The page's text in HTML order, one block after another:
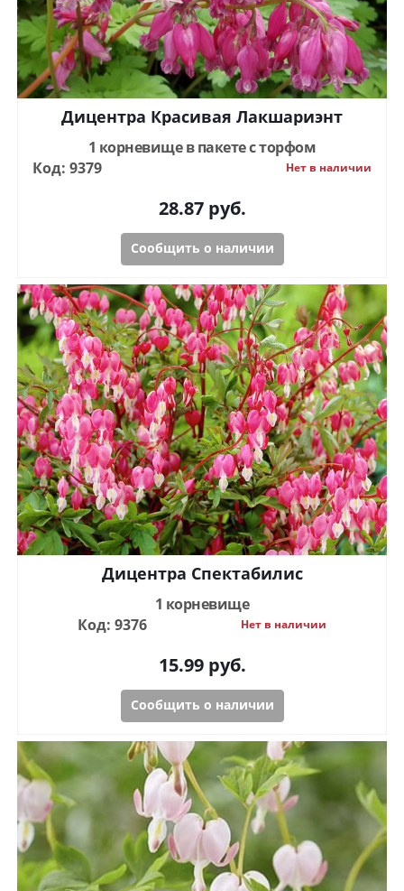
Дицентра Красивая Лакшариэнт
1 корневище в пакете с торфом
Код: 9379
Нет в наличии
28.87руб.
Сообщить о наличии
Дицентра Спектабилис
1 корневище
Код: 9376
Нет в наличии
15.99руб.
Сообщить о наличии